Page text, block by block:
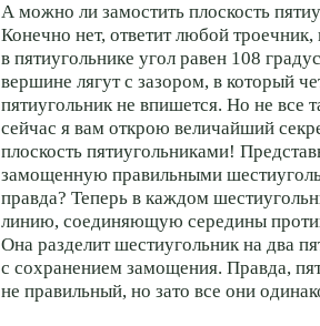
А можно ли замостить плоскость
Конечно нет, ответит любой троечник,
в пятиугольнике угол равен 108
вершине лягут с зазором, в который
пятиугольник не впишется. Но не все
сейчас я вам открою величайший
плоскость пятиугольниками!
замощенную правильными
правда? Теперь в каждом
линию, соединяющую середины
Она разделит шестиугольник на два
с сохранением замощения. Правда,
не правильный, но зато все они